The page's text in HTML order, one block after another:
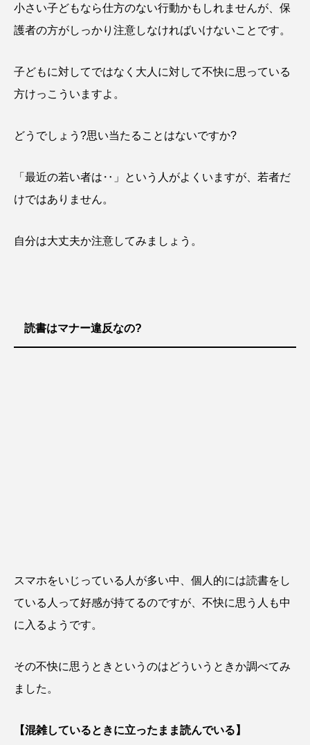
小さい子どもなら仕方のない行動かもしれませんが、保
護者の方がしっかり注意しなければいけないことです。
子どもに対してではなく大人に対して不快に思っている
方けっこういますよ。
どうでしょう?思い当たることはないですか?
「最近の若い者は‥」という人がよくいますが、若者だ
けではありません。
自分は大丈夫か注意してみましょう。
読書はマナー違反なの?
スマホをいじっている人が多い中、個人的には読書をし
ている人って好感が持てるのですが、不快に思う人も中
に入るようです。
その不快に思うときというのはどういうときか調べてみ
ました。
【混雑しているときに立ったまま読んでいる】